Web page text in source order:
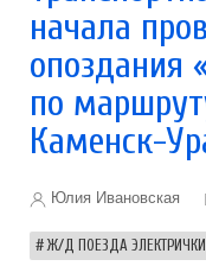
начала
опоздания
по
Каменск-
Юлия Ивановская
Ж/Д ПОЕЗДА ЭЛЕКТРИЧКИ